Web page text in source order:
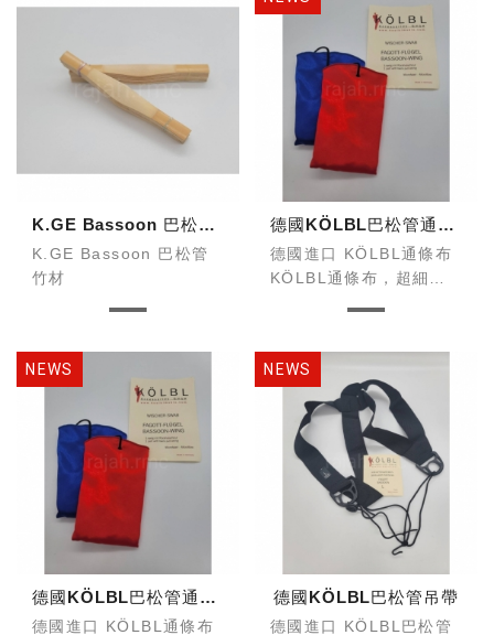
K.GE Bassoon 巴松管竹材
K.GE Bassoon 巴松管
竹材
德國KӦLBL巴松管通條BOOT
德國進口 KӦLBL通條布
KӦLBL通條布，超細纖
德國KӦLBL巴松管通條WING
德國進口 KӦLBL通條布
德國KӦLBL巴松管吊帶
德國進口 KӦLBL巴松管